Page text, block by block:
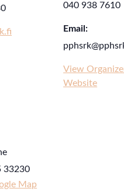
040 938 7610
Email:
View
Website
33230
Map